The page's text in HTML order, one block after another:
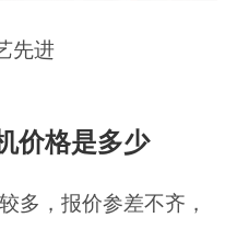
先进
价格是多少
多，报价参差不齐，